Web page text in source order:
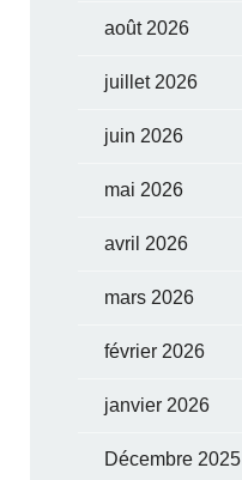
août 2026
juillet 2026
juin 2026
mai 2026
avril 2026
mars 2026
février 2026
janvier 2026
Décembre 2025